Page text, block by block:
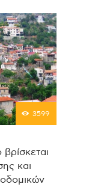
3599
και